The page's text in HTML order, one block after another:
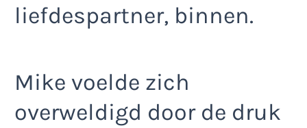
liefdespartner, binnen.
Mike voelde zich
overweldigd door de druk